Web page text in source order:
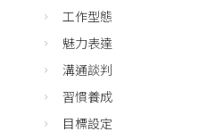
工作型態
魅力表達
溝通談判
習慣養成
目標設定